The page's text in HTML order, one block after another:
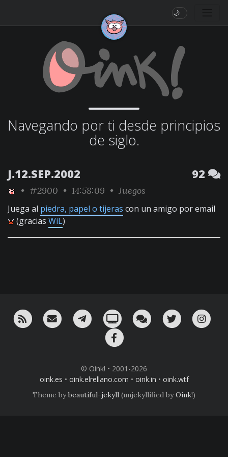
🌙
Navegando por ti desde principios
de siglo.
J.12.SEP.2002 92
• #2900 • 14:58:09 • Juegos
Juega al piedra, papel o tijeras con un amigo por email
(gracias WiL)
RSS ¡Mándame un email!¡Nuestro canal en Telegram!
Oink! TV Charla con nosotros
Twitter
© Oink! • 2001-2026
oink.es • oink.elrellano.com • oink.in • oink.wtf
Theme bybeautiful-jekyll (unjekyllified byOink!)